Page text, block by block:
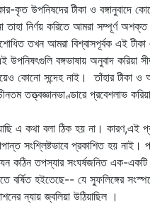
কৃত উপনিষদের টীকা ও বঙ্গানুবাদে
নির্ণয় করিতে আমরা সম্পূর্ণ
তখন আমরা বিশ্বাসপূর্বক এই
বঙ্গভাষায় অনুবাদ করিয়া
কোনো সন্দেহ নাই। তাঁহার টীকা ও
তত্ত্বজ্ঞানভাণ্ডারে প্রবেশলাভ
এ কথা বলা ঠিক হয় না। কারণ,এই
সংশ্লিষ্টভাবে প্রকাশিত হয় নাই।
কঠিন তপস্যার সংঘর্ষজনিত এক-
বর্ষিত হইতেছে-- যে স্ফুলিঙ্গের
ন্যায় জ্বলিয়া উঠিয়াছিল ।